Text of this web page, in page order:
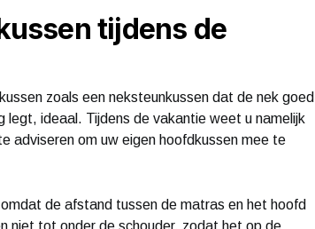
tijdens de
zoals een neksteunkussen dat de nek goed
ideaal. Tijdens de vakantie weet u namelijk
adviseren om uw eigen hoofdkussen mee te
de afstand tussen de matras en het hoofd
niet tot onder de schouder, zodat het op de